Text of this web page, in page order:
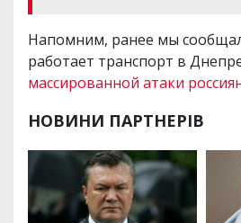
Напомним, ранее мы
работает транспорт в
массированной атаки